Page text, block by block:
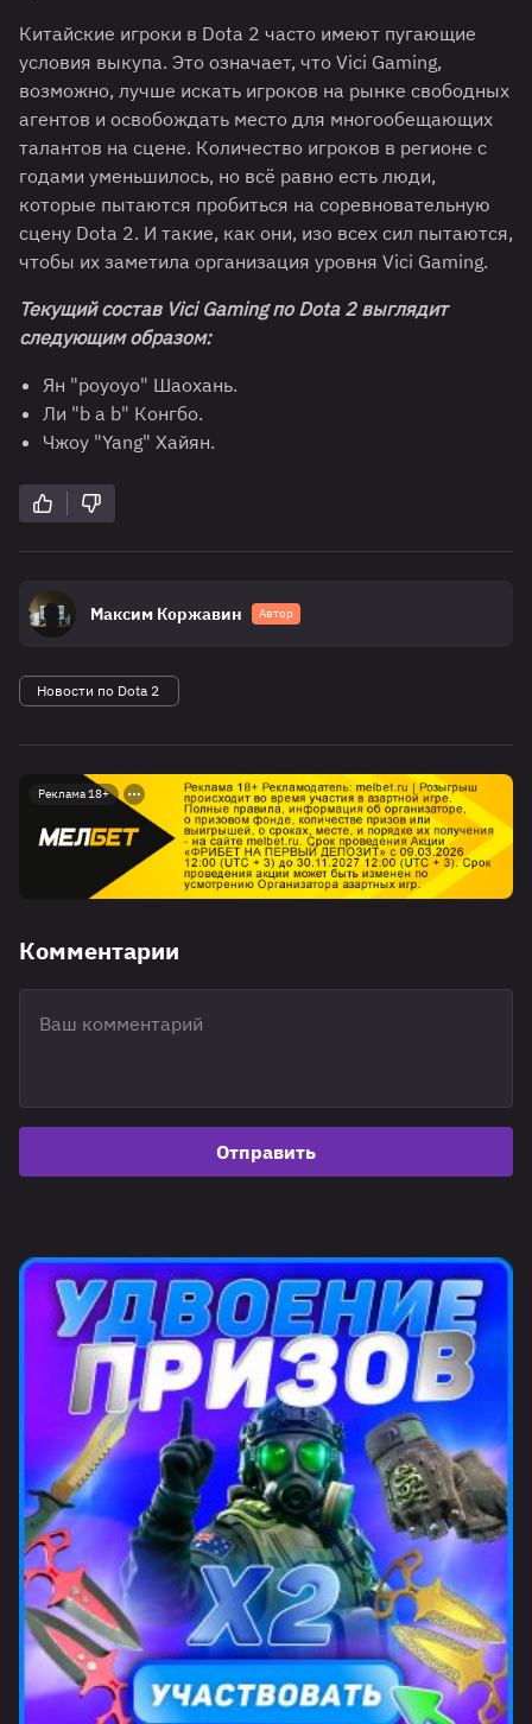
Китайские игроки в Dota 2 часто имеют пугающие
условия выкупа. Это означает, что Vici Gaming,
возможно, лучше искать игроков на рынке свободных
агентов и освобождать место для многообещающих
талантов на сцене. Количество игроков в регионе с
годами уменьшилось, но всё равно есть люди,
которые пытаются пробиться на соревновательную
сцену Dota 2. И такие, как они, изо всех сил пытаются,
чтобы их заметила организация уровня Vici Gaming.
Текущий состав Vici Gaming по Dota2 выглядит
следующим образом:
Ян "poyoyo" Шаохань.
Ли "b a b" Конгбо.
Чжоу "Yang" Хайян.
Максим Коржавин Автор
Новости по Dota 2
Реклама 18+
Комментарии
Отправить